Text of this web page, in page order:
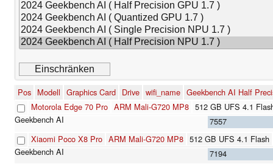
Pos Modell Graphics Card Drive wifi_name Geekbench AI Half
Motorola Edge 70 Pro ARM Mali-G720 MP8 512 GB UFS 4.1
7557
Xiaomi Poco X8 Pro ARM Mali-G720 MP8 512 GB UFS 4.1 Flash
7194